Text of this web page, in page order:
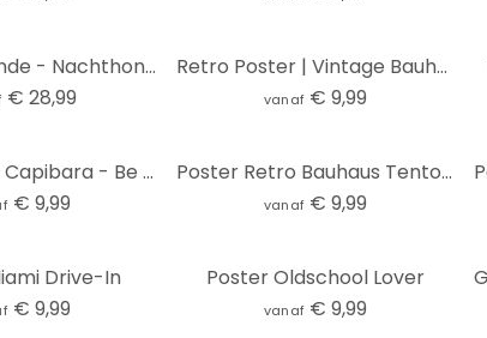
Poster Marunde - Nachthond (2018)
€ 28,99
Retro Poster | Vintage Bauhaus Dessau Architectuur - Blursbyai
vanaf € 9,99
Poster Retro Capibara - Be Capy
€ 9,99
Poster Retro Bauhaus Tentoonstelling 1923 - Retrodrome
vanaf € 9,99
Drive-In
€ 9,99
Poster Oldschool Lover
vanaf € 9,99